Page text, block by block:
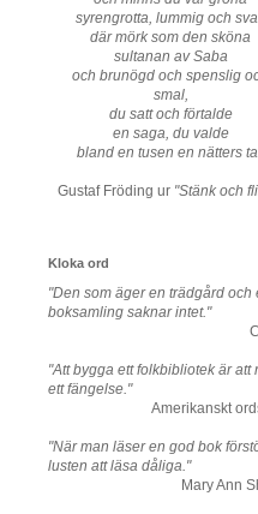
syrengrotta, lummig och
där mörk som den sköna
sultanan av Saba
och brunögd och spenslig
smal,
du satt och förtalde
en saga, du valde
bland en tusen en nätters
Gustaf Fröding ur "Stänk och
Kloka ord
"Den som äger en trädgård och
boksamling saknar intet."
"Att bygga ett folkbibliotek är att
ett fängelse."
Amerikanskt
"När man läser en god bok
lusten att läsa dåliga."
Mary Ann